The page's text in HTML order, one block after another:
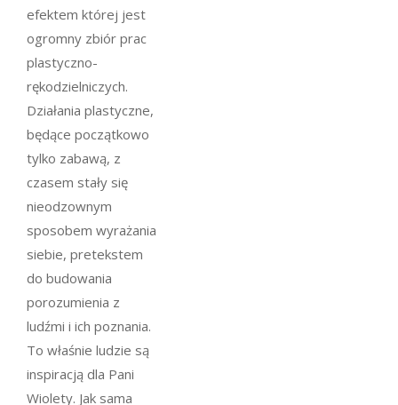
efektem której jest
ogromny zbiór prac
plastyczno-
rękodzielniczych.
Działania plastyczne,
będące początkowo
tylko zabawą, z
czasem stały się
nieodzownym
sposobem wyrażania
siebie, pretekstem
do budowania
porozumienia z
ludźmi i ich poznania.
To właśnie ludzie są
inspiracją dla Pani
Wiolety. Jak sama